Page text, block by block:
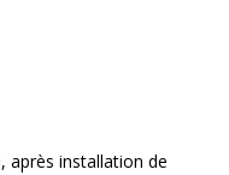
après installation de